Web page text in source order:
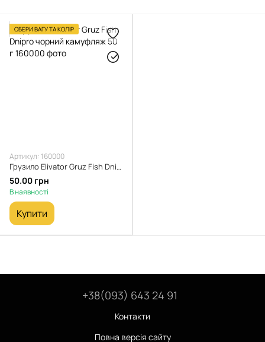
ОБЕРИ ВАГУ ТА КОЛІР
Артикул: 160000
Грузило Elivator Gruz Fish Dnipro чорний камуфляж 50 г
50.00 грн
В наявності
Купити
+38(093) 643 24 91
Контакти
Повна версія сайту